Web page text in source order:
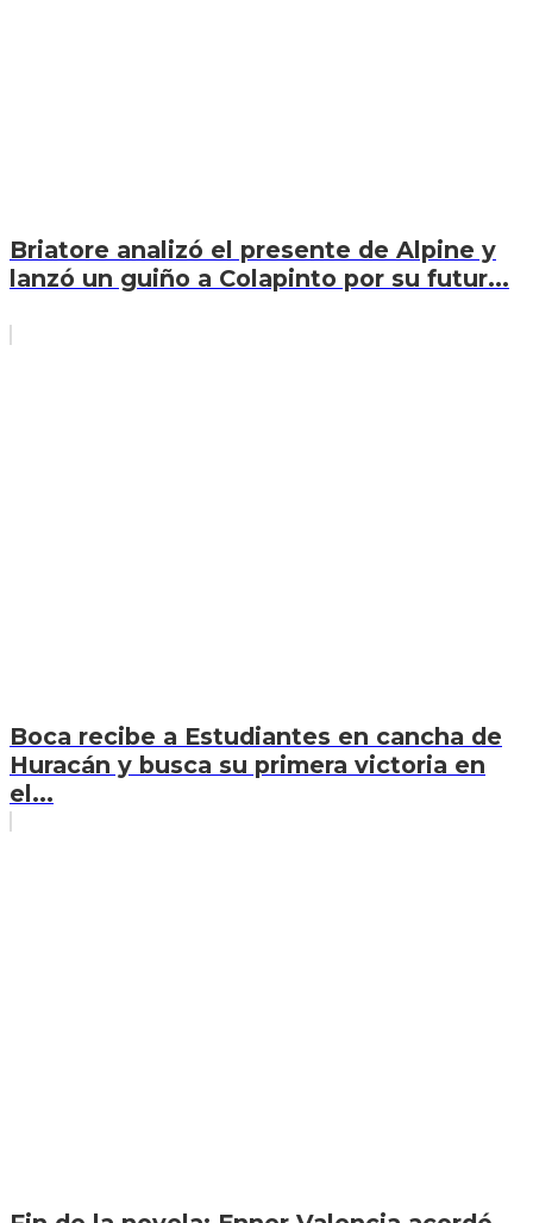
Briatore analizó el presente de Alpine y
lanzó un guiño a Colapinto por su futur...
Boca recibe a Estudiantes en cancha de
Huracán y busca su primera victoria en
el...